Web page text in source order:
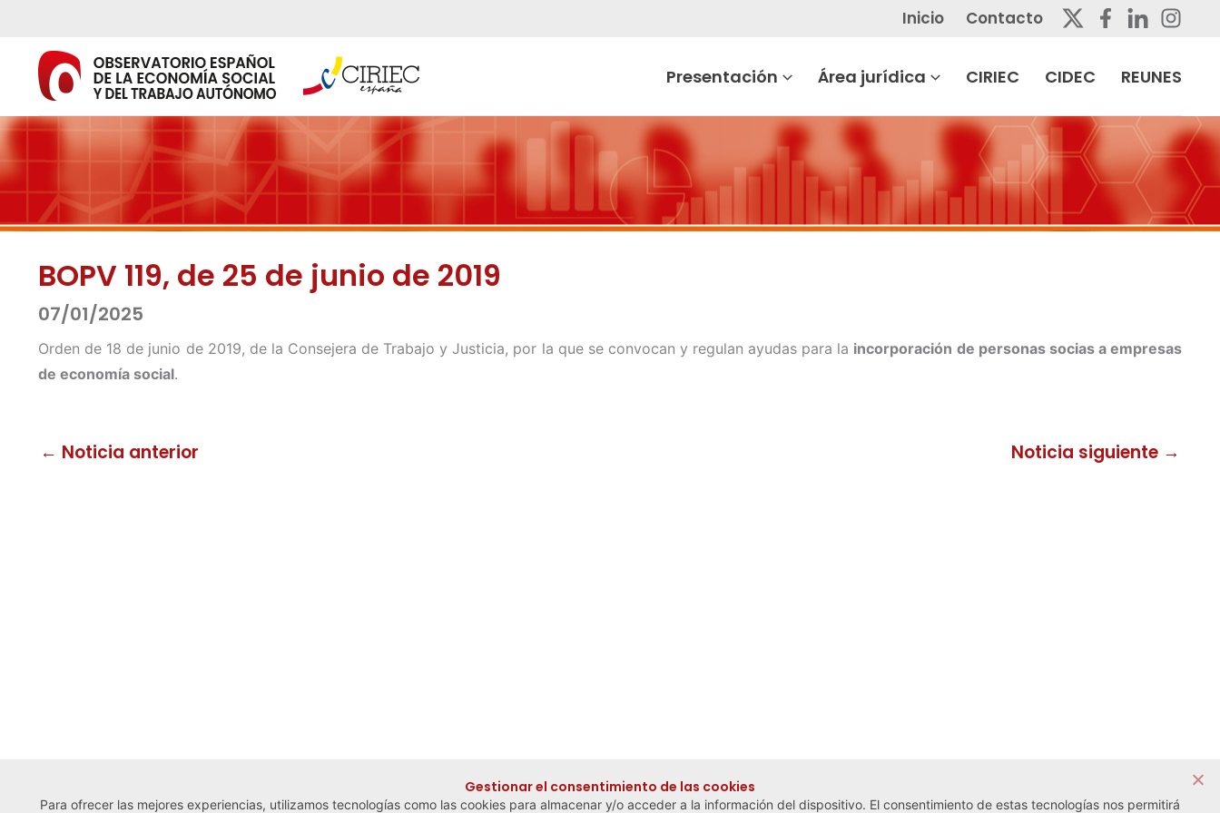
contenido
Inicio Contacto
Presentación Área jurídica CIRIEC CIDEC REUNES
BOPV 119, de 25 de junio de 2019
07/01/2025
Orden de 18 de junio de 2019, de la Consejera de Trabajo y Justicia, por la que se convocan y regulan ayudas para la incorporación de personas socias a empresas
de economía social.
← Noticia anterior Noticia siguiente →
Gestionar el consentimiento de las cookies
Para ofrecer las mejores experiencias, utilizamos tecnologías como las cookies para almacenar y/o acceder a la información del dispositivo. El consentimiento de estas tecnologías nos permitirá